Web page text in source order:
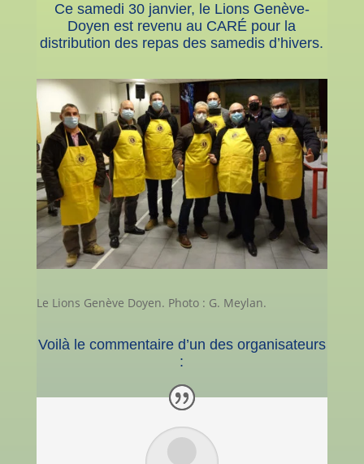
Ce samedi 30 janvier, le Lions Genève-
Doyen est revenu au CARÉ pour la
distribution des repas des samedis d’hivers.
Le Lions Genève Doyen. Photo : G. Meylan.
Voilà le commentaire d’un des organisateurs
: